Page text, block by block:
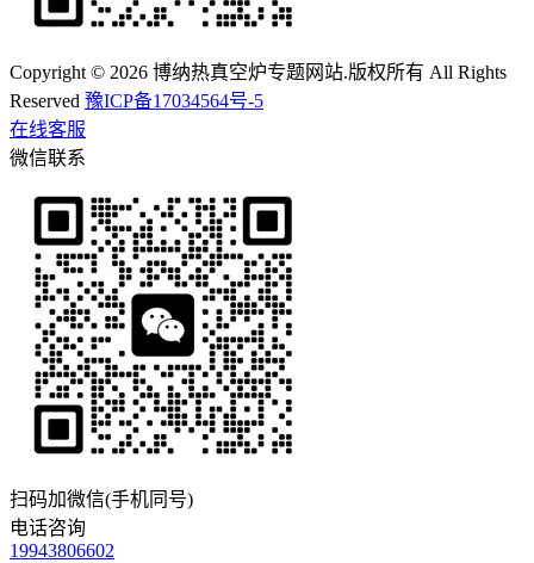
Copyright © 2026 博纳热真空炉专题网站.版权所有 All Rights
Reserved 豫ICP备17034564号-5
在线客服
微信联系
扫码加微信(手机同号)
电话咨询
19943806602